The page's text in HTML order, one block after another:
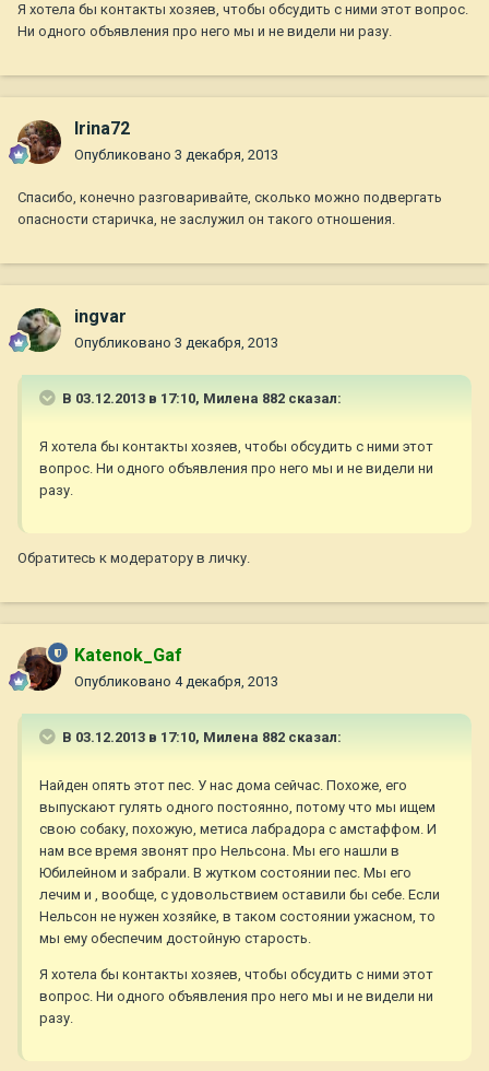
Я хотела бы контакты хозяев, чтобы обсудить с ними этот вопрос.
Ни одного объявления про него мы и не видели ни разу.
Irina72
Опубликовано 3 декабря, 2013
Спасибо, конечно разговаривайте, сколько можно подвергать
опасности старичка, не заслужил он такого отношения.
ingvar
Опубликовано 3 декабря, 2013
В 03.12.2013 в 17:10, Милена 882 сказал:
Я хотела бы контакты хозяев, чтобы обсудить с ними этот
вопрос. Ни одного объявления про него мы и не видели ни
разу.
Обратитесь к модератору в личку.
Katenok_Gaf
Опубликовано 4 декабря, 2013
В 03.12.2013 в 17:10, Милена 882 сказал:
Найден опять этот пес. У нас дома сейчас. Похоже, его
выпускают гулять одного постоянно, потому что мы ищем
свою собаку, похожую, метиса лабрадора с амстаффом. И
нам все время звонят про Нельсона. Мы его нашли в
Юбилейном и забрали. В жутком состоянии пес. Мы его
лечим и , вообще, с удовольствием оставили бы себе. Если
Нельсон не нужен хозяйке, в таком состоянии ужасном, то
мы ему обеспечим достойную старость.
Я хотела бы контакты хозяев, чтобы обсудить с ними этот
вопрос. Ни одного объявления про него мы и не видели ни
разу.